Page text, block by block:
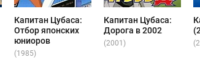
Капитан Цубаса:
Отбор японских
юниоров
(1985)
Капитан Цубаса:
Дорога в 2002
(2001)